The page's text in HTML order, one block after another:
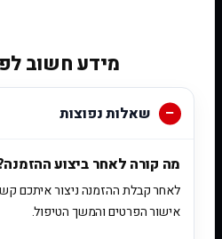
מידע חשוב
שאלות נפוצות
מה קורה לאחר ביצוע
לאחר קבלת ההזמנה ניצור איתכם
אישור הפרטים והמשך הטיפול.